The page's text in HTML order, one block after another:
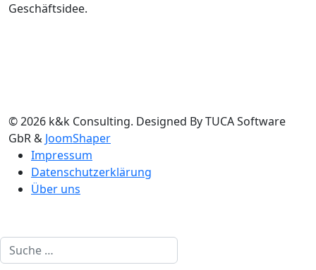
Geschäftsidee.
© 2026 k&k Consulting. Designed By TUCA Software
GbR & JoomShaper
Impressum
Datenschutz­erklärung
Über uns
Suchen